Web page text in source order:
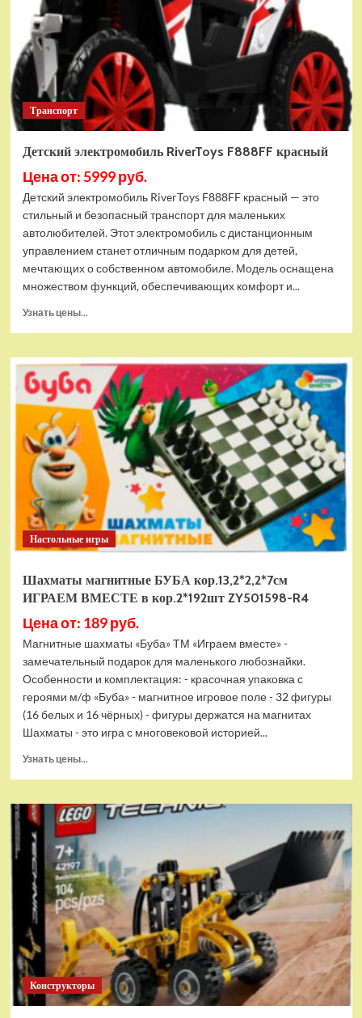
Транспорт
Детский электромобиль RiverToys F888FF красный
Цена от: 5999 руб.
Детский электромобиль RiverToys F888FF красный — это
стильный и безопасный транспорт для маленьких
автолюбителей. Этот электромобиль с дистанционным
управлением станет отличным подарком для детей,
мечтающих о собственном автомобиле. Модель оснащена
множеством функций, обеспечивающих комфорт и...
Узнать цены...
Детский
электромобиль
RiverToys
F888FF
красный
Настольные игры
Шахматы магнитные БУБА кор.13,2*2,2*7см
ИГРАЕМ ВМЕСТЕ в кор.2*192шт ZY501598-R4
Цена от: 189 руб.
Магнитные шахматы «Буба» ТМ «Играем вместе» -
замечательный подарок для маленького любознайки.
Особенности и комплектация: - красочная упаковка с
героями м/ф «Буба» - магнитное игровое поле - 32 фигуры
(16 белых и 16 чёрных) - фигуры держатся на магнитах
Шахматы - это игра с многовековой историей...
Узнать цены...
Шахматы
магнитные
БУБА
ИГРАЕМ
ВМЕСТЕ
в
кор.2*192шт
ZY501598-
R4
Конструкторы